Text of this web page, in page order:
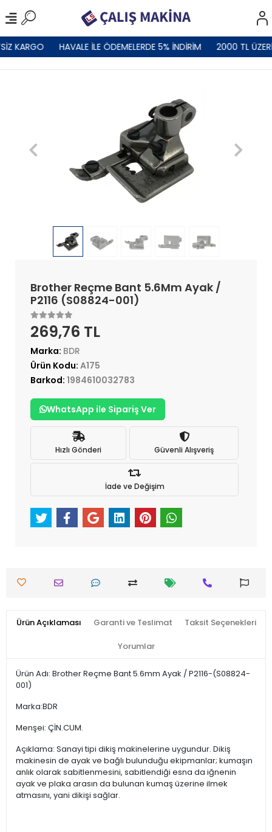
KARGO HAVALE İLE ÖDEMELERDE 5% İNDİRİM 2000 TL
Brother Reçme Bant 5.6Mm Ayak /
P2116 (S08824-001)
269,76 TL
Marka: BDR
Ürün Kodu: A175
Barkod: 1984610032783
WhatsApp ile Sipariş Ver
Hızlı Gönderi Güvenli Alışveriş
İade ve Değişim
Ürün Açıklaması Garanti ve Teslimat Taksit Seçenekleri
Yorumlar
Ürün Adı: Brother Reçme Bant 5.6mm Ayak / P2116-(S08824-
001)
Marka:BDR
Menşei: ÇİN.CUM.
Açıklama: Sanayi tipi dikiş makinelerine uygundur. Dikiş
makinesin de ayak ve bağlı bulunduğu ekipmanlar; kumaşın
anlık olarak sabitlenmesini, sabitlendiği esna da iğnenin
ayak ve plaka arasın da bulunan kumaş üzerine ilmek
atmasını, yani dikişi sağlar.